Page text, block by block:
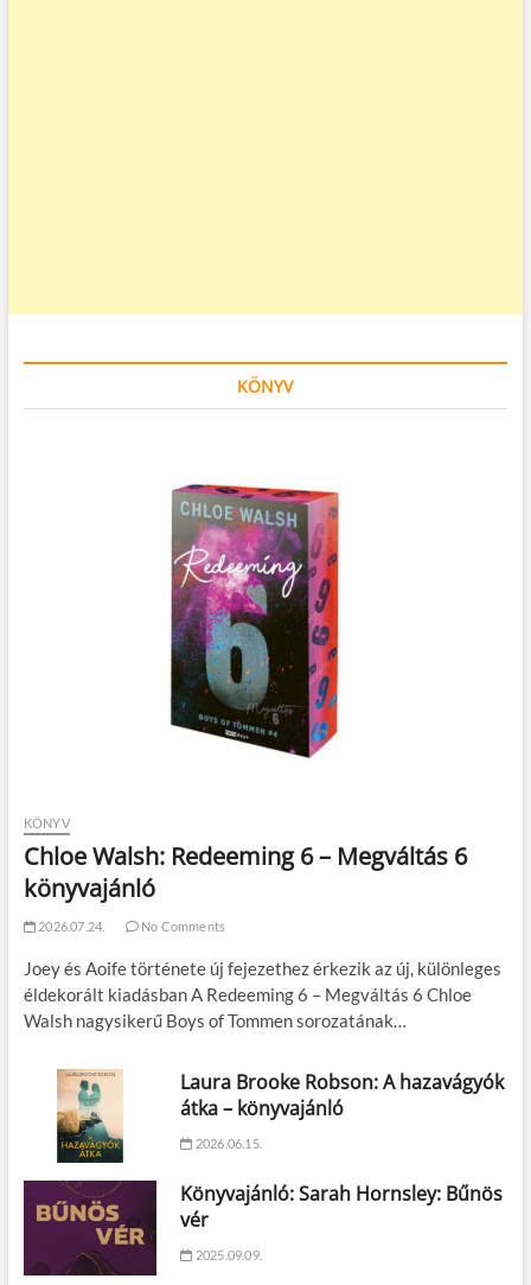
KÖNYV
KÖNYV
Chloe Walsh: Redeeming 6 – Megváltás 6
könyvajánló
2026.07.24. No Comments
Joey és Aoife története új fejezethez érkezik az új, különleges
éldekorált kiadásban A Redeeming 6 – Megváltás 6 Chloe
Walsh nagysikerű Boys of Tommen sorozatának…
Laura Brooke Robson: A hazavágyók
átka – könyvajánló
2026.06.15.
Könyvajánló: Sarah Hornsley: Bűnös
vér
2025.09.09.